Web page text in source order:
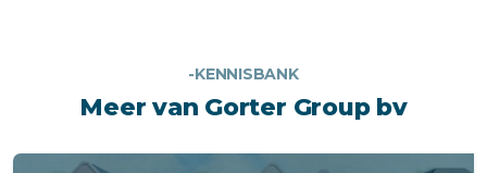
-KENNISBANK
Meer van Gorter Group bv